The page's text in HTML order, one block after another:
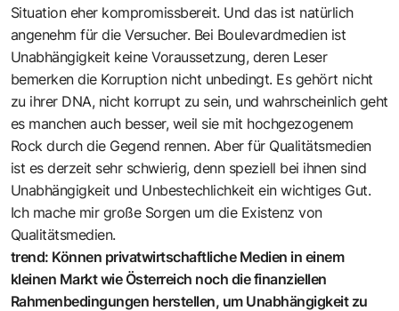
Situation eher kompromissbereit. Und das ist natürlich
angenehm für die Versucher. Bei Boulevardmedien ist
Unabhängigkeit keine Voraussetzung, deren Leser
bemerken die Korruption nicht unbedingt. Es gehört nicht
zu ihrer DNA, nicht korrupt zu sein, und wahrscheinlich geht
es manchen auch besser, weil sie mit hochgezogenem
Rock durch die Gegend rennen. Aber für Qualitätsmedien
ist es derzeit sehr schwierig, denn speziell bei ihnen sind
Unabhängigkeit und Unbestechlichkeit ein wichtiges Gut.
Ich mache mir große Sorgen um die Existenz von
Qualitätsmedien.
trend: Können privatwirtschaftliche Medien in einem
kleinen Markt wie Österreich noch die finanziellen
Rahmenbedingungen herstellen, um Unabhängigkeit zu